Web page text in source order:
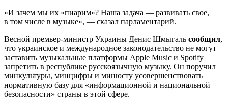
«И зачем мы их «пиарим»? Наша задача — развивать свое,
в том числе в музыке», — сказал парламентарий.
Весной премьер-министр Украины Денис Шмыгаль сообщил,
что украинское и международное законодательство не могут
заставить музыкальные платформы Apple Music и Spotify
запретить в республике русскоязычную музыку. Он поручил
минкультуры, минцифры и минюсту усовершенствовать
нормативную базу для «информационной и национальной
безопасности» страны в этой сфере.